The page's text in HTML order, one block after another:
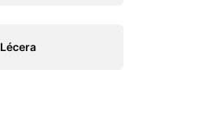
Lécera